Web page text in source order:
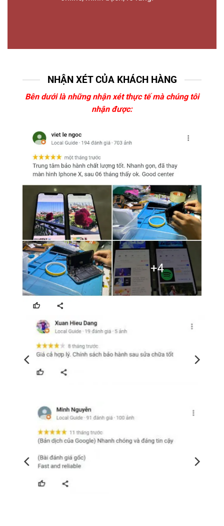
NHẬN XÉT CỦA KHÁCH HÀNG
Bên dưới là những nhận xét thực tế mà chúng tôi
nhận được: